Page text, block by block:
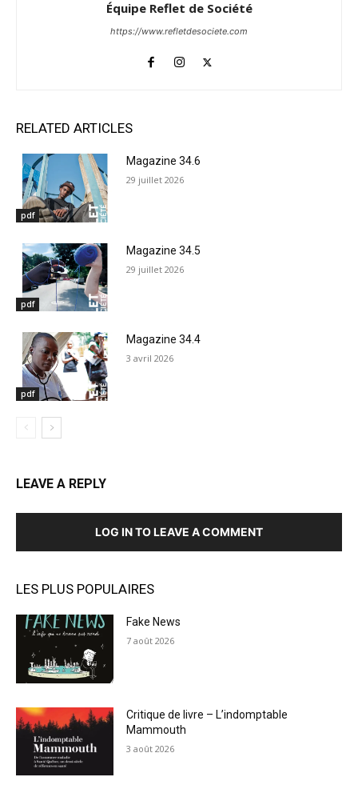
Équipe Reflet de Société
https://www.refletdesociete.com
RELATED ARTICLES
pdf
Magazine 34.6
29 juillet 2026
pdf
Magazine 34.5
29 juillet 2026
pdf
Magazine 34.4
3 avril 2026
LEAVE A REPLY
LOG IN TO LEAVE A COMMENT
LES PLUS POPULAIRES
Fake News
7 août 2026
Critique de livre – L’indomptable
Mammouth
3 août 2026